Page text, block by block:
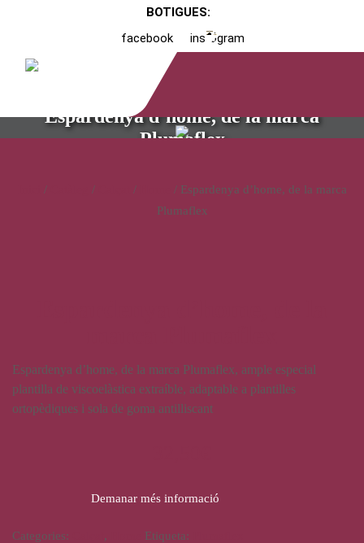
BOTIGUES:
facebook
instagram
Espardenya d’home, de la marca
Plumaflex
/ / /
/ Espardenya d’home, de la marca
Plumaflex
Espardenya d’home, de la marca Plumaflex, ample especial
plantilla de viscoelàstica extraíble, adaptable a plantilles
ortopèdiques i sola de goma antilliscant
Demanar més informació
Categories: , Etiqueta: